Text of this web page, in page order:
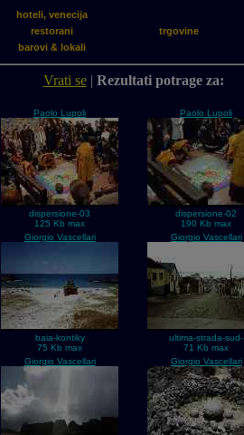
hoteli, venecija
restorani
trgovine
barovi & lokali
Vrati se| Rezultati potrage za:
Paolo Lupoli
dispersione-03
125 Kb max
Paolo Lupoli
dispersione-02
190 Kb max
Giorgio Vascellari
baia-kontiky
75 Kb max
Giorgio Vascellari
ultima-strada-sud-
71 Kb max
Giorgio Vascellari Giorgio Vascellari